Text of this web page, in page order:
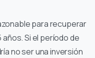
para recuperar
Si el período de
no ser una inversión